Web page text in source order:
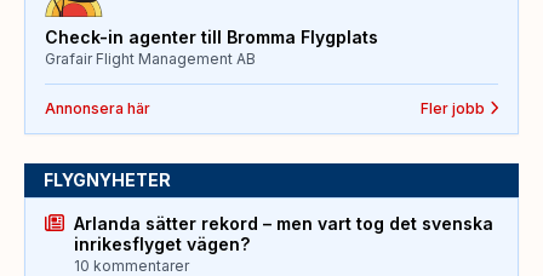
Check-in agenter till Bromma Flygplats
Grafair Flight Management AB
Annonsera här Fler jobb
FLYGNYHETER
Arlanda sätter rekord – men vart tog det svenska
inrikesflyget vägen?
10 kommentarer